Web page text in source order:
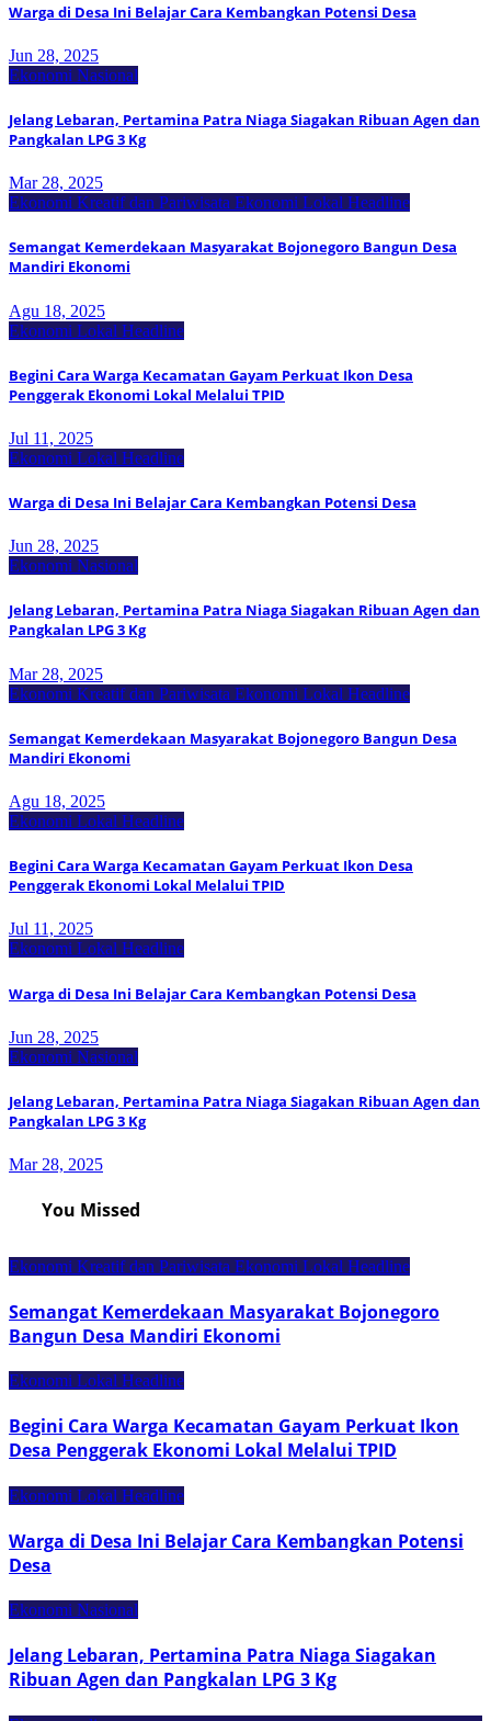
Warga di Desa Ini Belajar Cara Kembangkan Potensi Desa
Jun 28, 2025
Ekonomi Nasional
Jelang Lebaran, Pertamina Patra Niaga Siagakan Ribuan Agen dan
Pangkalan LPG 3 Kg
Mar 28, 2025
Ekonomi Kreatif dan Pariwisata Ekonomi Lokal Headline
Semangat Kemerdekaan Masyarakat Bojonegoro Bangun Desa
Mandiri Ekonomi
Agu 18, 2025
Ekonomi Lokal Headline
Begini Cara Warga Kecamatan Gayam Perkuat Ikon Desa
Penggerak Ekonomi Lokal Melalui TPID
Jul 11, 2025
Ekonomi Lokal Headline
Warga di Desa Ini Belajar Cara Kembangkan Potensi Desa
Jun 28, 2025
Ekonomi Nasional
Jelang Lebaran, Pertamina Patra Niaga Siagakan Ribuan Agen dan
Pangkalan LPG 3 Kg
Mar 28, 2025
Ekonomi Kreatif dan Pariwisata Ekonomi Lokal Headline
Semangat Kemerdekaan Masyarakat Bojonegoro Bangun Desa
Mandiri Ekonomi
Agu 18, 2025
Ekonomi Lokal Headline
Begini Cara Warga Kecamatan Gayam Perkuat Ikon Desa
Penggerak Ekonomi Lokal Melalui TPID
Jul 11, 2025
Ekonomi Lokal Headline
Warga di Desa Ini Belajar Cara Kembangkan Potensi Desa
Jun 28, 2025
Ekonomi Nasional
Jelang Lebaran, Pertamina Patra Niaga Siagakan Ribuan Agen dan
Pangkalan LPG 3 Kg
Mar 28, 2025
You Missed
Ekonomi Kreatif dan Pariwisata Ekonomi Lokal Headline
Semangat Kemerdekaan Masyarakat Bojonegoro
Bangun Desa Mandiri Ekonomi
Ekonomi Lokal Headline
Begini Cara Warga Kecamatan Gayam Perkuat Ikon
Desa Penggerak Ekonomi Lokal Melalui TPID
Ekonomi Lokal Headline
Warga di Desa Ini Belajar Cara Kembangkan Potensi
Desa
Ekonomi Nasional
Jelang Lebaran, Pertamina Patra Niaga Siagakan
Ribuan Agen dan Pangkalan LPG 3 Kg